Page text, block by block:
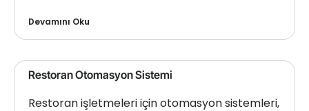
Devamını Oku
Restoran Otomasyon Sistemi
Restoran işletmeleri için otomasyon sistemleri,